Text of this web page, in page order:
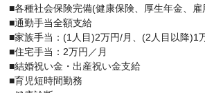
■各種社会保険完備(健康保険、厚生年金、
■通勤手当全額支給
■家族手当：(1人目)2万円/月、(2人目以降)1
■住宅手当：2万円／月
■結婚祝い金・出産祝い金支給
■育児短時間勤務